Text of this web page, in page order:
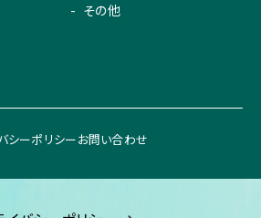
その他
シーポリシーお問い合わせ